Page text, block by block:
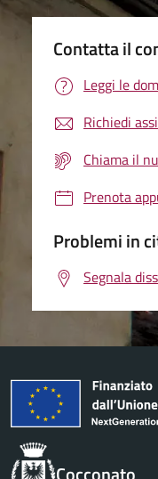
Contatta il
Leggi le
Richiedi
Chiama il
Prenota
Problemi in
Segnala